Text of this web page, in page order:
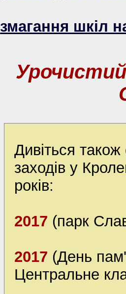
змагання шкіл
Дивіться також
заходів у
років:
2017 (парк
2017 (День
Центральне